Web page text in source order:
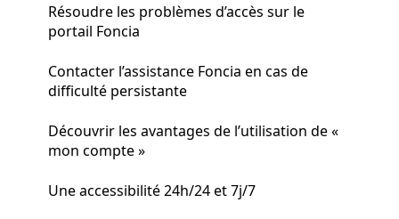
Résoudre les problèmes d’accès sur le
portail Foncia
Contacter l’assistance Foncia en cas de
difficulté persistante
Découvrir les avantages de l’utilisation de «
mon compte »
Une accessibilité 24h/24 et 7j/7